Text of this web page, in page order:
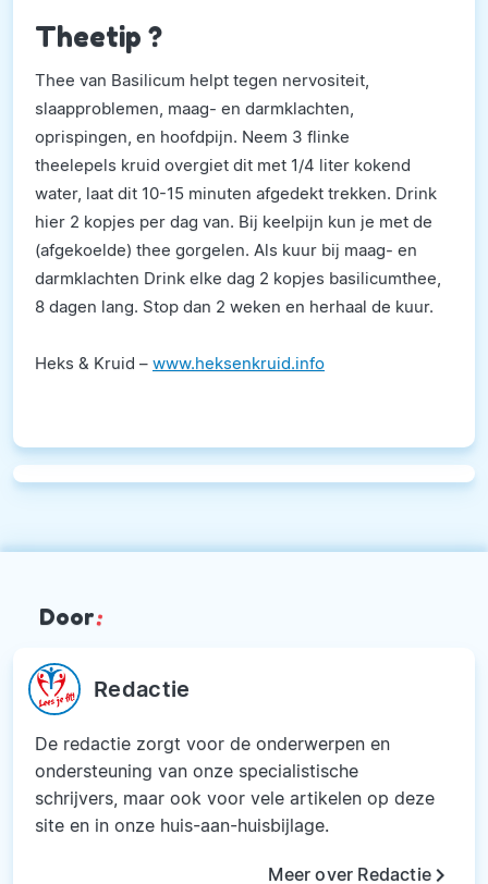
Theetip ?
Thee van Basilicum helpt tegen nervositeit,
slaapproblemen, maag- en darmklachten,
oprispingen, en hoofdpijn. Neem 3 flinke
theelepels kruid overgiet dit met 1/4 liter kokend
water, laat dit 10-15 minuten afgedekt trekken. Drink
hier 2 kopjes per dag van. Bij keelpijn kun je met de
(afgekoelde) thee gorgelen. Als kuur bij maag- en
darmklachten Drink elke dag 2 kopjes basilicumthee,
8 dagen lang. Stop dan 2 weken en herhaal de kuur.
Heks & Kruid – www.heksenkruid.info
Door:
Redactie
De redactie zorgt voor de onderwerpen en
ondersteuning van onze specialistische
schrijvers, maar ook voor vele artikelen op deze
site en in onze huis-aan-huisbijlage.
Meer over Redactiekeyboard_arrow_right